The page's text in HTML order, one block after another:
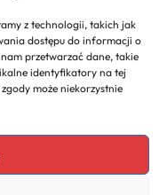
z technologii, takich jak
dostępu do informacji o
przetwarzać dane, takie
identyfikatory na tej
może niekorzystnie
NEXT
które
zobaczyć